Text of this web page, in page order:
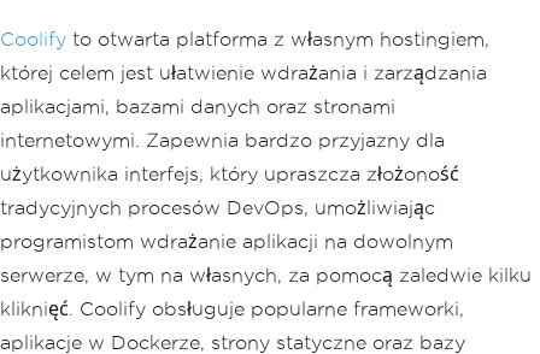
Coolify to otwarta platforma z własnym hostingiem,
której celem jest ułatwienie wdrażania i zarządzania
aplikacjami, bazami danych oraz stronami
internetowymi. Zapewnia bardzo przyjazny dla
użytkownika interfejs, który upraszcza złożoność
tradycyjnych procesów DevOps, umożliwiając
programistom wdrażanie aplikacji na dowolnym
serwerze, w tym na własnych, za pomocą zaledwie kilku
kliknięć. Coolify obsługuje popularne frameworki,
aplikacje w Dockerze, strony statyczne oraz bazy